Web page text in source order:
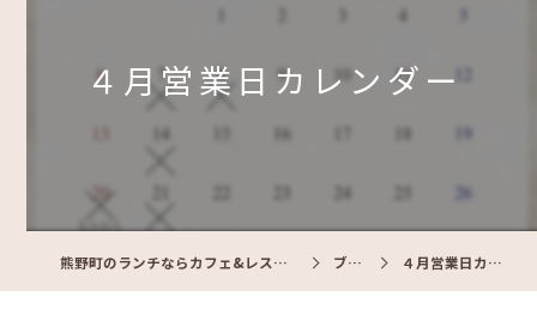
４月営業日カレンダー
熊野町のランチならカフェ&レストラン Cafe照 ブログ ４月営業日カレンダー